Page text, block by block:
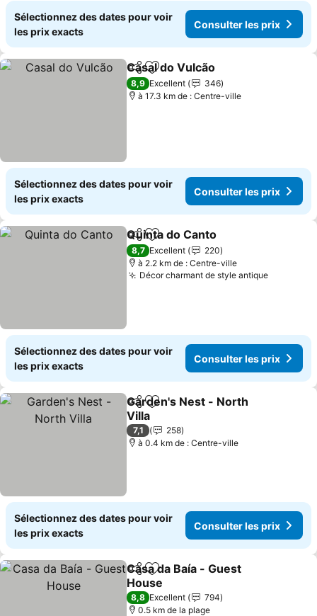
Sélectionnez des dates pour voir
les prix exacts
Consulter les prix
PartagerAjouter à mes favoris
Casal do Vulcão
8,9 Excellent
346
à 17.3 km de : Centre-ville
Sélectionnez des dates pour voir
les prix exacts
Consulter les prix
PartagerAjouter à mes favoris
Quinta do Canto
8,7 Excellent
220
à 2.2 km de : Centre-ville
Décor charmant de style antique
Sélectionnez des dates pour voir
les prix exacts
Consulter les prix
PartagerAjouter à mes favoris
Garden's Nest - North
Villa
Consulter les prix
7,1
258
à 0.4 km de : Centre-ville
Sélectionnez des dates pour voir
les prix exacts
Consulter les prix
PartagerAjouter à mes favoris
Casa da Baía - Guest
House
Consulter les prix
8,8 Excellent
794
0.5 km de la plage